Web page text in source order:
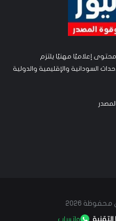
إعلاميًا مهنيًا يلتزم
السودانية والإقليمية والدولية
2026
التقنية واتساب